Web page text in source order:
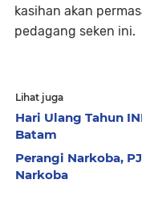
kasihan akan
pedagang seken ini.
Lihat juga
Hari Ulang Tahun
Batam
Perangi Narkoba,
Narkoba